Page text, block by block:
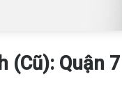
(Cũ): Quận